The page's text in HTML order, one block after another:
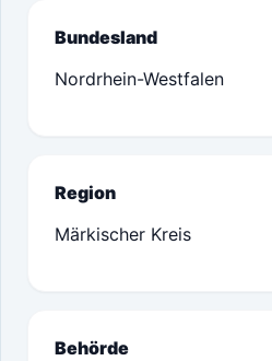
Bundesland
Nordrhein-Westfalen
Region
Märkischer Kreis
Behörde